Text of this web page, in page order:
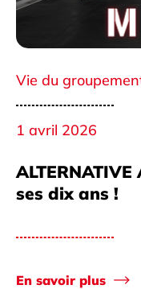
Vie du
1 avril 2026
ses dix ans !
En savoir plus